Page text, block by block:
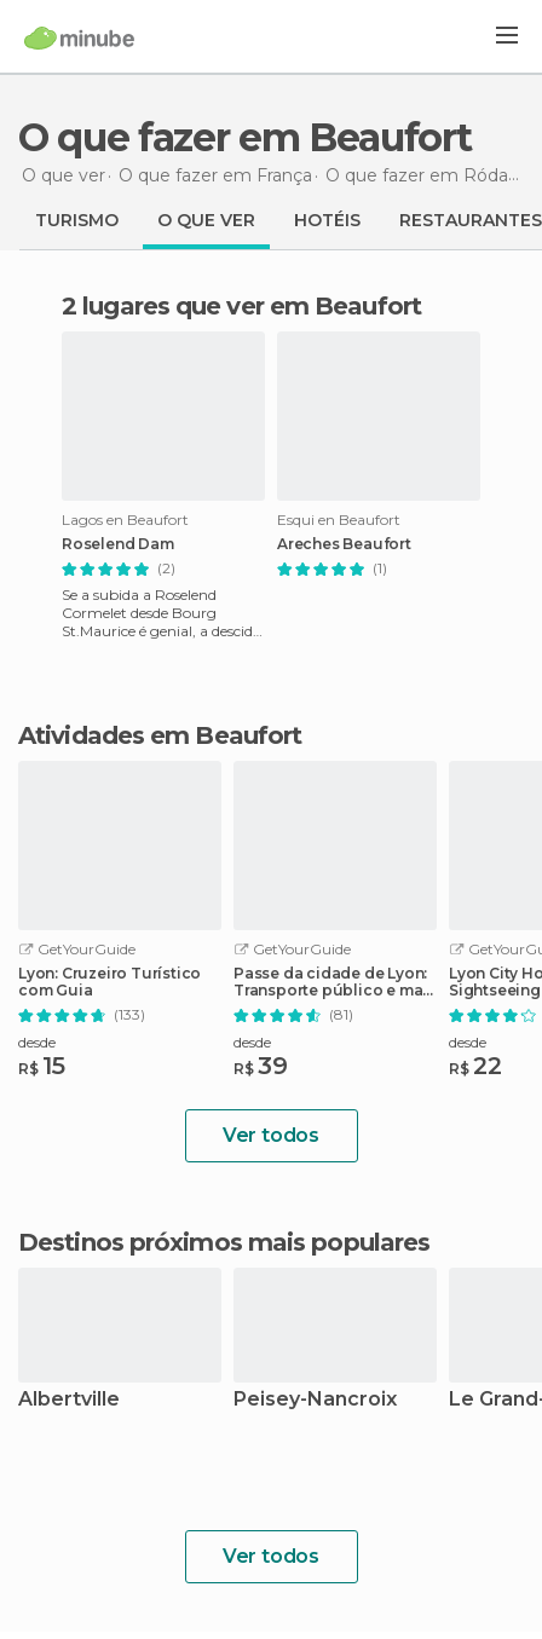
O que fazer em Beaufort
O que ver O que fazer em França O que fazer em Ródano-Alpes
TURISMO O QUE VER HOTÉIS RESTAURANTES
2 lugares que ver em Beaufort
Lagos en Beaufort
Roselend Dam
(2)
Se a subida a Roselend
Cormelet desde Bourg
St.Maurice é genial, a descida
Esqui en Beaufort
Areches Beaufort
(1)
Atividades em Beaufort
GetYourGuide
Lyon: Cruzeiro Turístico
com Guia
(133)
desde
R$ 15
GetYourGuide
Passe da cidade de Lyon:
Transporte público e mais
de 40 atrações
(81)
desde
R$ 39
Lyon City
desde
R$ 22
Ver todos
Destinos próximos mais populares
Albertville Peisey-Nancroix Le
Ver todos